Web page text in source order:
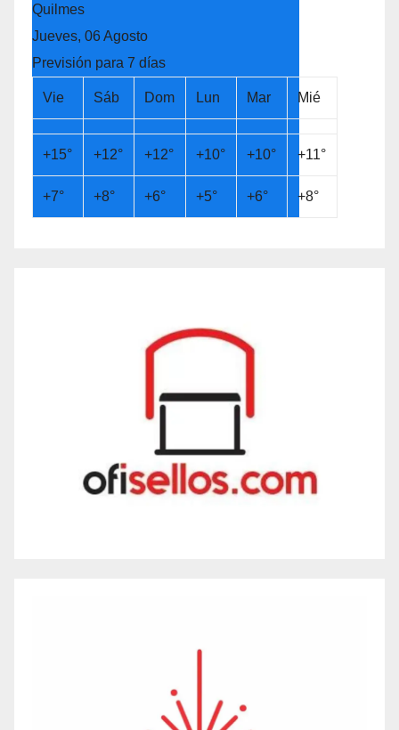
Quilmes
Jueves, 06 Agosto
Previsión para 7 días
Vie Sáb Dom Lun Mar Mié
+15° +12° +12° +10° +10° +11°
+7° +8° +6° +5° +6° +8°